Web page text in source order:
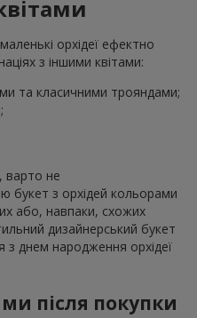
орхідеї ефектно
з іншими квітами:
та класичними трояндами;
варто не
букет з орхідей кольорами
або, навпаки, схожих
дизайнерський букет
з днем народження орхідеї
після покупки